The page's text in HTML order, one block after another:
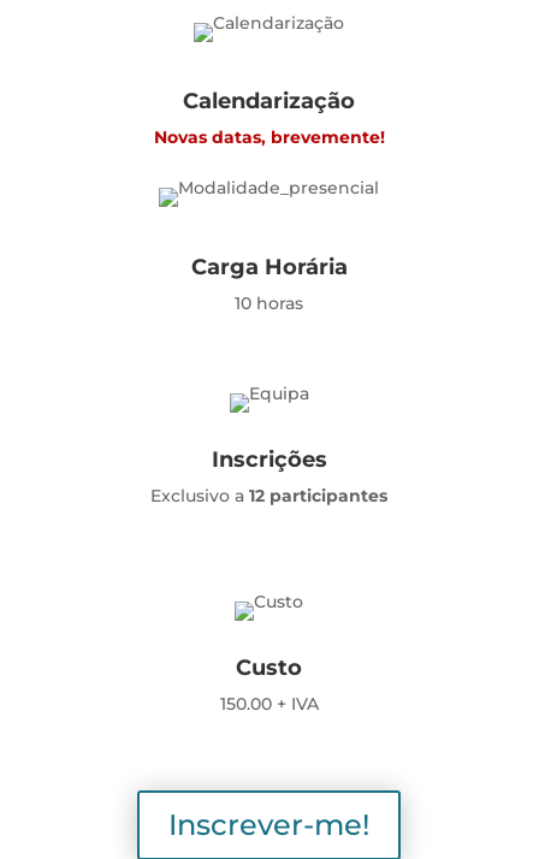
Calendarização
Novas datas, brevemente!
Carga Horária
10 horas
Inscrições
Exclusivo a12 participantes
Custo
150.00 + IVA
Inscrever-me!